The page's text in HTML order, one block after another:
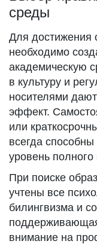
среды
Для достижения
необходимо
академическую
в культуру и
носителями
эффект.
или
всегда
уровень полного
При поиске
учтены все
билингвизма и
внимание на